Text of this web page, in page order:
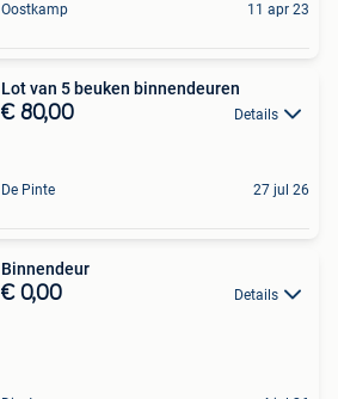
Oostkamp 11 apr 23
Lot van 5 beuken binnendeuren
€ 80,00 Details
De Pinte 27 jul 26
Binnendeur
€ 0,00 Details